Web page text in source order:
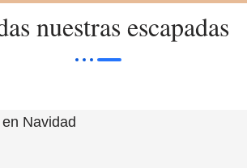
nuestras escapadas